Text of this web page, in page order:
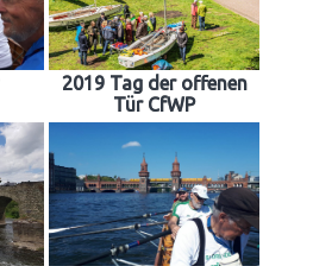
2019 Tag der offenen
Tür CfWP